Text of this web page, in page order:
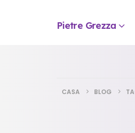
Pietre Grezza
CASA BLOG